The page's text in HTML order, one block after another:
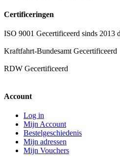
Certificeringen
ISO 9001 Gecertificeerd sinds
Kraftfahrt-Bundesamt Gecertificeerd
RDW Gecertificeerd
Account
Log in
Mijn Account
Bestelgeschiedenis
Mijn adressen
Mijn Vouchers